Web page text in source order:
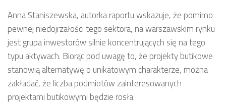
Anna Staniszewska, autorka raportu wskazuje, że pomimo
pewnej niedojrzałości tego sektora, na warszawskim rynku
jest grupa inwestorów silnie koncentrujących się na tego
typu aktywach. Biorąc pod uwagę to, że projekty butikowe
stanowią alternatywę o unikatowym charakterze, można
zakładać, że liczba podmiotów zainteresowanych
projektami butikowymi będzie rosła.